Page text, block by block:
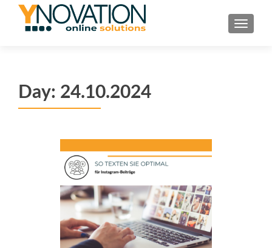
Day: 24.10.2024